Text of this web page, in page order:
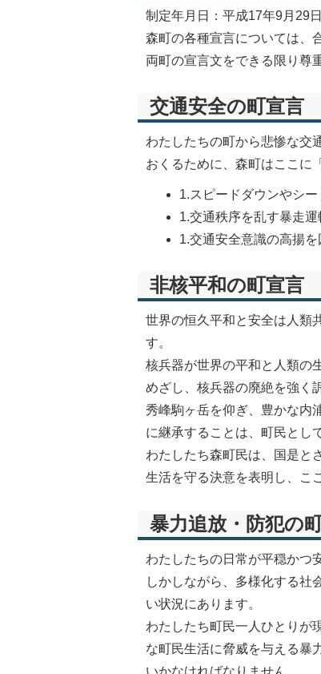
制定年月日：平成17年9月29日
森町の各種宣言については、
両町の宣言文をできる限り尊
交通安全の町宣言
わたしたちの町から悲惨な交
おくるために、森町はここに
1.スピードダウンやシ
1.交通秩序を乱す暴走運
1.交通安全意識の高揚
非核平和の町宣言
世界の恒久平和と安全は人類
す。
核兵器が世界の平和と人類の
めざし、核兵器の廃絶を強く
秀峰駒ヶ岳を仰ぎ、豊かな内
に継承することは、町民とし
わたしたち森町民は、国是と
生活を守る決意を表明し、こ
暴力追放・防犯の
わたしたちの日常が平穏かつ
しかしながら、多様化する社
い状況にあります。
わたしたち町民一人ひとりが
な町民生活に脅威を与える暴
いかなければなりません。